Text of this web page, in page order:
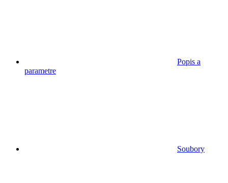
Popis a
parametre
Soubory